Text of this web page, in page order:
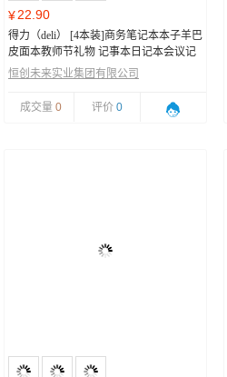
¥22.90
得力（deli） [4本装]商务笔记本本子羊巴
皮面本教师节礼物 记事本日记本会议记
录本4本A5 BP107
恒创未来实业集团有限公司
成交量 0 评价 0